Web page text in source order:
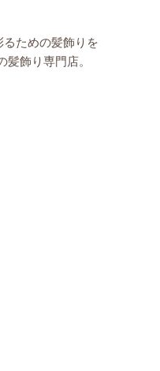
ための髪飾りを
飾り専門店。